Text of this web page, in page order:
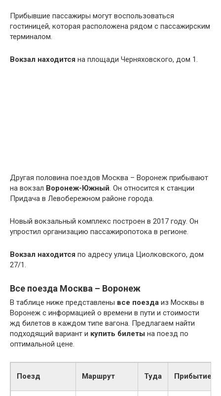
Прибывшие пассажиры могут воспользоваться
гостиницей, которая расположена рядом с пассажирским
терминалом.
Вокзал находится на площади Черняховского, дом 1.
Другая половина поездов Москва – Воронеж прибывают
на вокзал Воронеж-Южный. Он относится к станции
Придача в Левобережном районе города.
Новый вокзальный комплекс построен в 2017 году. Он
упростил организацию пассажиропотока в регионе.
Вокзал находится по адресу улица Циолковского, дом
27/1.
Все поезда Москва – Воронеж
В таблице ниже представлены все поезда из Москвы в
Воронеж с информацией о времени в пути и стоимости
жд билетов в каждом типе вагона. Предлагаем найти
подходящий вариант и купить билеты на поезд по
оптимальной цене.
Поезд Маршрут Туда Прибытие